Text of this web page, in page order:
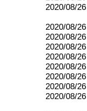
2020/08/
2020/08/
2020/08/
2020/08/
2020/08/
2020/08/
2020/08/
2020/08/
2020/08/